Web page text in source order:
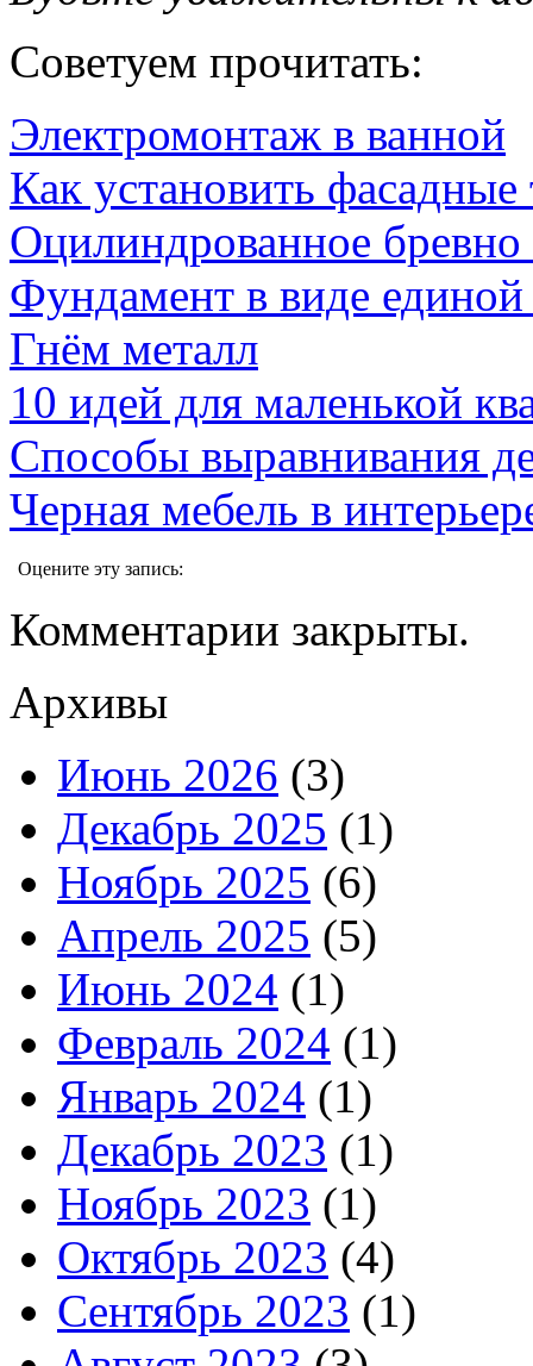
Советуем прочитать:
Электромонтаж в ванной
Как установить фасадные
Оцилиндрованное бревно
Фундамент в виде
Гнём металл
10 идей для маленькой
Способы выравнивания
Черная мебель в
Оцените эту запись:
Комментарии закрыты.
Архивы
Июнь 2026 (3)
Декабрь 2025 (1)
Ноябрь 2025 (6)
Апрель 2025 (5)
Июнь 2024 (1)
Февраль 2024 (1)
Январь 2024 (1)
Декабрь 2023 (1)
Ноябрь 2023 (1)
Октябрь 2023 (4)
Сентябрь 2023 (1)